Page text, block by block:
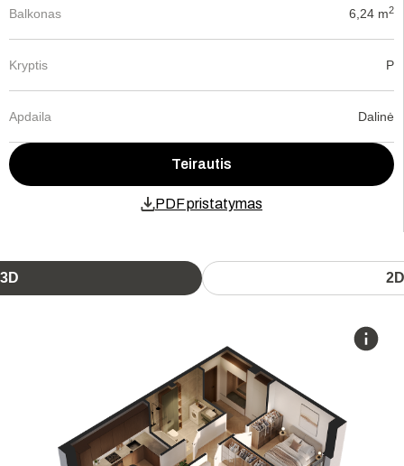
Balkonas 6,24 m2
Kryptis P
Apdaila Dalinė
Teirautis
PDF pristatymas
3D 2D